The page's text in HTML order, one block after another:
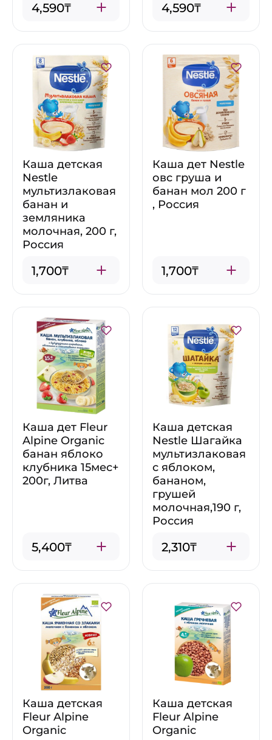
4,590₸ 4,590₸
Каша детская
Nestle
мультизлаковая
банан и
земляника
молочная, 200 г,
Россия
1,700₸
Каша дет Nestle
овс груша и
банан мол 200 г
, Россия
1,700₸
Каша дет Fleur
Alpine Organic
банан яблоко
клубника 15мес+
200г, Литва
5,400₸
Каша детская
Nestle Шагайка
мультизлаковая
с яблоком,
бананом,
грушей
молочная,190 г,
Россия
2,310₸
Каша детская
Fleur Alpine
Organic
Каша детская
Fleur Alpine
Organic